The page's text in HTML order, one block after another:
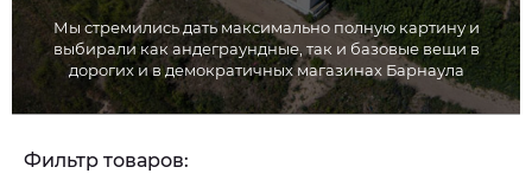
Мы стремились дать максимально полную картину и
выбирали как андеграундные, так и базовые вещи в
дорогих и в демократичных магазинах Барнаула
Фильтр товаров: